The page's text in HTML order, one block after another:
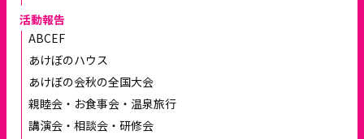
活動報告
ABCEF
あけぼのハウス
あけぼの会秋の全国大会
親睦会・お食事会・温泉旅行
講演会・相談会・研修会